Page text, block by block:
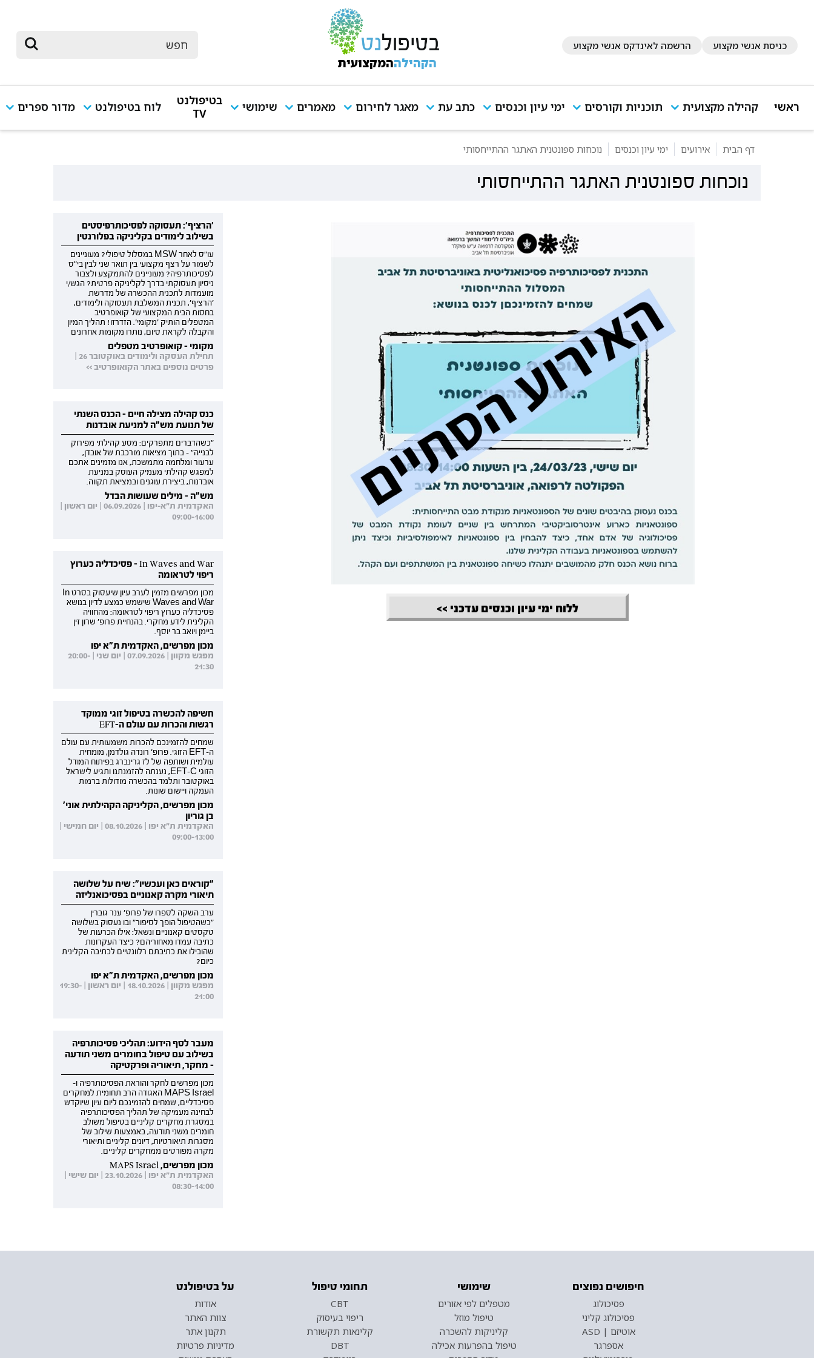
כניסת אנשי מקצוע הרשמה לאינדקס אנשי מקצוע
הקהילההמקצועית
ראשי קהילה מקצועית תוכניות וקורסים ימי עיון וכנסים כתב עת מאגר לחירום מאמרים שימושי
בטיפולנט
TV
לוח בטיפולנט מדור ספרים
דף הבית אירועים ימי עיון וכנסים נוכחות ספונטנית האתגר ההתייחסותי
נוכחות ספונטנית האתגר ההתייחסותי
ללוח ימי עיון וכנסים עדכני >>
'הרציף': תעסוקה לפסיכותרפיסטים
בשילוב לימודים בקליניקה בפלורנטין
עו"ס לאחר MSW במסלול טיפולי? מעוניינים
לשמור על רצף מקצועי בין תואר שני לבין בי"ס
לפסיכותרפיה? מעוניינים להתמקצע ולצבור
ניסיון תעסוקתי בדרך לקליניקה פרטית? הגש/י
מועמדות לתכנית ההכשרה של מדרשת
'הרציף', תכנית המשלבת תעסוקה ולימודים,
בחסות הבית המקצועי של קואופרטיב
המטפלים הותיק 'מקומי'. הזדרזו! תהליך המיון
והקבלה לקראת סיום, נותרו מקומות אחרונים
מקומי - קואופרטיב מטפלים
תחילת העסקה ולימודים באוקטובר 26 |
פרטים נוספים באתר הקואופרטיב >>
כנס קהילה מצילה חיים - הכנס השנתי
של תנועת מש"ה למניעת אובדנות
"כשהדברים מתפרקים: מסע קהילתי מפירוק
לבנייה" - בתוך מציאות מורכבת של אובדן,
ערעור ומלחמה מתמשכת, אנו מזמינים אתכם
למפגש קהילתי מעמיק העוסק במניעת
אובדנות, ביצירת עוגנים ובמציאת תקווה.
מש"ה - מילים שעושות הבדל
האקדמית ת"א-יפו | 06.09.2026 | יום ראשון |
09:00-16:00
In Waves and War - פסיכדליה כערוץ
ריפוי לטראומה
מכון מפרשים מזמין לערב עיון שיעסוק בסרט In
Waves and War שישמש כמצע לדיון בנושא
פסיכדליה כערוץ ריפוי לטראומה: מהחוויה
הקלינית לידע מחקרי. בהנחיית פרופ' שרון זין
ביימן ויואב בר יוסף.
מכון מפרשים, האקדמית ת"א יפו
מפגש מקוון | 07.09.2026 | יום שני | 20:00-
21:30
חשיפה להכשרה בטיפול זוגי ממוקד
רגשות והכרות עם עולם ה-EFT
שמחים להזמינכם להכרות משמעותית עם עולם
ה-EFT הזוגי. פרופ' רונדה גולדמן, מומחית
עולמית ושותפה של לז גרינברג בפיתוח המודל
הזוגי EFT-C, נענתה להזמנתנו ותגיע לישראל
באוקטובר ותלמד בהכשרה מודולות ברמות
העמקה ויישום שונות.
מכון מפרשים, הקליניקה הקהילתית אוני'
בן גוריון
האקדמית ת"א יפו | 08.10.2026 | יום חמישי |
09:00-13:00
"קוראים כאן ועכשיו": שיח על שלושה
תיאורי מקרה קאנוניים בפסיכואנליזה
ערב השקה לספרו של פרופ' ענר גוברין
"כשהטיפול הופך לסיפור" ובו נעסוק בשלושה
טקסטים קאנוניים ונשאל: אילו הכרעות של
כתיבה עמדו מאחוריהם? כיצד העקרונות
שהובילו את כתיבתם רלוונטיים לכתיבה הקלינית
כיום?
מכון מפרשים, האקדמית ת"א יפו
מפגש מקוון | 18.10.2026 | יום ראשון | 19:30-
21:00
מעבר לסף הידוע: תהליכי פסיכותרפיה
בשילוב עם טיפול בחומרים משני תודעה
- מחקר, תיאוריה ופרקטיקה
מכון מפרשים לחקר והוראת הפסיכותרפיה ו-
MAPS Israel האגודה הרב תחומית למחקרים
פסיכדליים, שמחים להזמינכם ליום עיון שיוקדש
לבחינה מעמיקה של תהליך הפסיכותרפיה
במסגרת מחקרים קליניים בטיפול משולב
חומרים משני תודעה, באמצעות שילוב של
מסגרות תיאורטיות, דיונים קליניים ותיאורי
מקרה מפורטים ממחקרים קליניים.
מכון מפרשים, MAPS Israel
האקדמית ת"א יפו | 23.10.2026 | יום שישי |
08:30-14:00
חיפושים נפוצים
פסיכולוג
פסיכולוג קליני
אוטיזם | ASD
אספרגר
שימושי
מטפלים לפי אזורים
טיפול מוזל
קליניקות להשכרה
טיפול בהפרעות אכילה
תחומי טיפול
CBT
ריפוי בעיסוק
קלינאות תקשורת
DBT
על בטיפולנט
אודות
צוות האתר
תקנון אתר
מדיניות פרטיות